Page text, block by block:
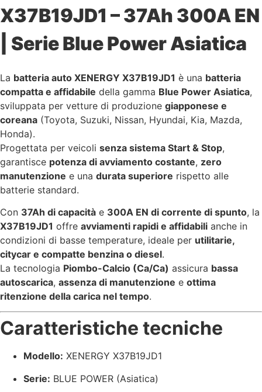
X37B19JD1 – 37Ah 300A EN
| Serie Blue Power Asiatica
La batteria auto XENERGY X37B19JD1 è una batteria
compatta e affidabile della gamma Blue Power Asiatica,
sviluppata per vetture di produzione giapponese e
coreana (Toyota, Suzuki, Nissan, Hyundai, Kia, Mazda,
Honda).
Progettata per veicoli senza sistema Start & Stop,
garantisce potenza di avviamento costante, zero
manutenzione e una durata superiore rispetto alle
batterie standard.
Con 37Ah di capacità e 300A EN di corrente di spunto, la
X37B19JD1 offre avviamenti rapidi e affidabili anche in
condizioni di basse temperature, ideale per utilitarie,
citycar e compatte benzina o diesel.
La tecnologia Piombo-Calcio (Ca/Ca) assicura bassa
autoscarica, assenza di manutenzione e ottima
ritenzione della carica nel tempo.
Caratteristiche tecniche
Modello: XENERGY X37B19JD1
Serie: BLUE POWER (Asiatica)